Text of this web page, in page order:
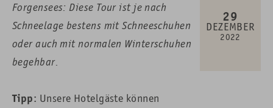
Forgensees: Diese Tour ist je nach
Schneelage bestens mit Schneeschuhen
oder auch mit normalen Winterschuhen
begehbar.
Tipp: Unsere Hotelgäste können
29
DEZEMBER
2022